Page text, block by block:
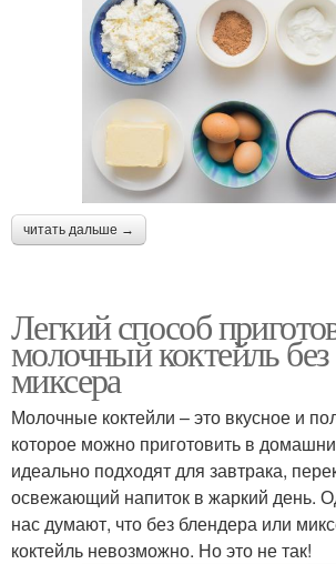
читать дальше →
Легкий способ
молочный коктейль
миксера
Молочные коктейли – это вкусное и
которое можно приготовить в
идеально подходят для завтрака,
освежающий напиток в жаркий день.
нас думают, что без блендера или
коктейль невозможно. Но это не так!